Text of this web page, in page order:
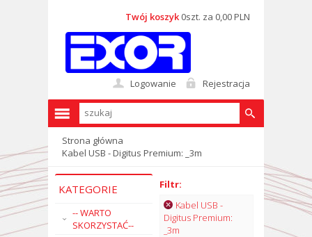
Logowanie Rejestracja
Twój koszyk 0szt. za 0,00 PLN
Strona główna
Kabel USB - Digitus Premium: _3m
KATEGORIE
-- WARTO
SKORZYSTAĆ--
Filtr:
Kabel USB -
Digitus Premium:
_3m